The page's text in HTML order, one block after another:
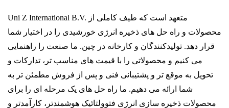
Uni Z International B.V. متعهد است که طیف کاملی از
محصولات و راه حل های ذخیره انرژی خورشیدی را در اختیار شما
قرار دهد. تولیدکنندگان و کارخانه در چین. ما صنعت را راهنمایی
می کنیم و محصولاتی را با قیمت های مناسب تر، تدارکات و
تحویل به موقع تر و پشتیبانی فنی و پس از فروش مطمئن تر به
شما ارائه می دهیم. ما راه حل های یک مرحله ای را برای
محصولات ذخیره سازی انرژی فتوولتائیک هوشمندتر، کارآمدتر و